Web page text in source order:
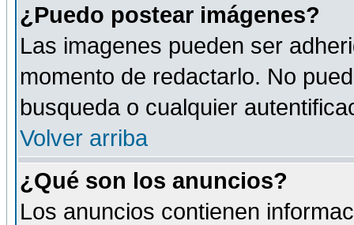
¿Puedo postear imágenes?
Las imagenes pueden ser
momento de redactarlo. No
busqueda o cualquier
Volver arriba
¿Qué son los anuncios?
Los anuncios contienen